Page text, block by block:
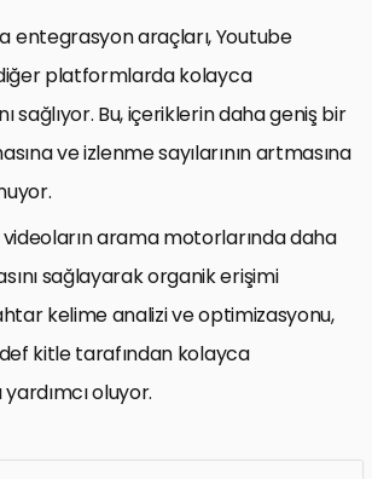
entegrasyon araçları, Youtube
platformlarda kolayca
sağlıyor. Bu, içeriklerin daha geniş bir
ve izlenme sayılarının artmasına
videoların arama motorlarında daha
sağlayarak organik erişimi
kelime analizi ve optimizasyonu,
kitle tarafından kolayca
oluyor.